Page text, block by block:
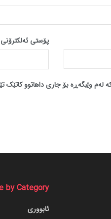
پۆستی ئەلکترۆنی
لەم وێبگەڕە بۆ جاری داهاتوو کاتێک
by Category
ئابووری